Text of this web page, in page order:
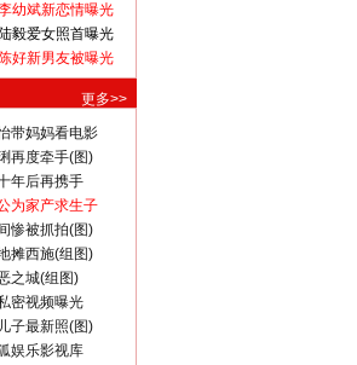
幼斌新恋情曝光
陆毅爱女照首曝光
陈好新男友被曝光
更多>>
带妈妈看电影
再度牵手(图)
年后再携手
为家产求生子
惨被抓拍(图)
摊西施(组图)
之城(组图)
密视频曝光
子最新照(图)
娱乐影视库